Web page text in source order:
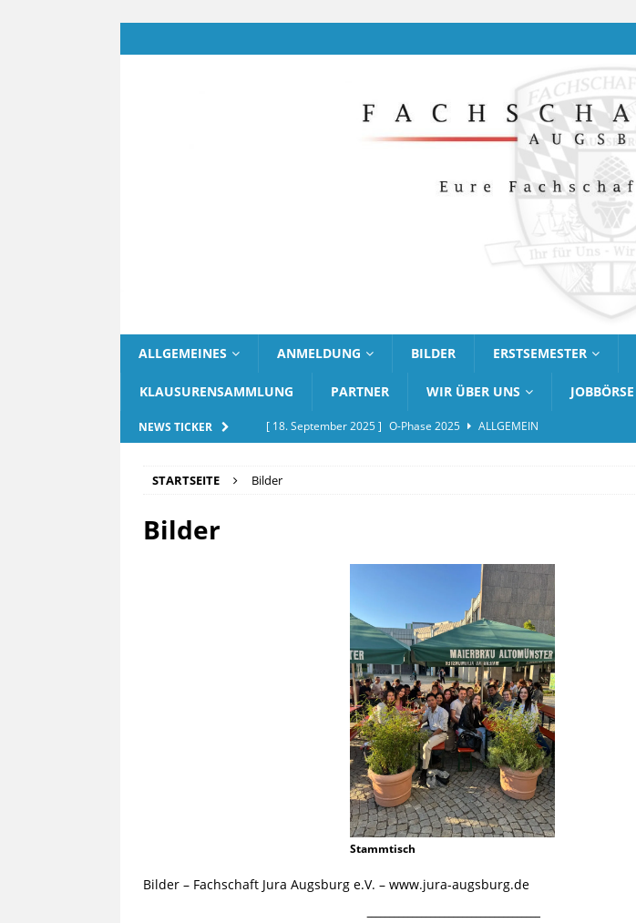
ALLGEMEINES ANMELDUNG BILDER ERSTSEMESTER
KLAUSURENSAMMLUNG PARTNER WIR ÜBER UNS JOBBÖRSE
NEWS TICKER [ 18. September 2025 ] O-Phase 2025
ALLGEMEIN
[ 20. September 2025 ]
STARTSEITE Bilder
Bilder
Stammtisch
Bilder – Fachschaft Jura Augsburg e.V. – www.jura-augsburg.de